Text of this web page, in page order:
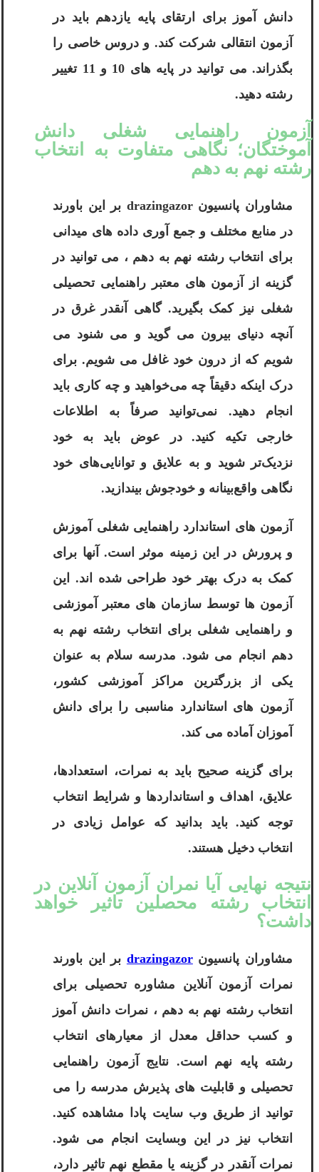
دانش آموز برای ارتقای پایه یازدهم باید در
آزمون انتقالی شرکت کند. و دروس خاصی را
بگذراند. می توانید در پایه های 10 و 11 تغییر
رشته دهید.
آزمون راهنمایی شغلی دانش
آموختگان؛ نگاهی متفاوت به انتخاب
رشته نهم به دهم
مشاوران پانسیون drazingazor بر این باورند
در منابع مختلف و جمع آوری داده های میدانی
برای انتخاب رشته نهم به دهم ، می توانید در
گزینه از آزمون های معتبر راهنمایی تحصیلی
شغلی نیز کمک بگیرید. گاهی آنقدر غرق در
آنچه دنیای بیرون می گوید و می شنود می
شویم که از درون خود غافل می شویم. برای
درک اینکه دقیقاً چه می‌خواهید و چه کاری باید
انجام دهید. نمی‌توانید صرفاً به اطلاعات
خارجی تکیه کنید. در عوض باید به خود
نزدیک‌تر شوید و به علایق و توانایی‌های خود
نگاهی واقع‌بینانه و خودجوش بیندازید.
آزمون های استاندارد راهنمایی شغلی آموزش
و پرورش در این زمینه موثر است. آنها برای
کمک به درک بهتر خود طراحی شده اند. این
آزمون ها توسط سازمان های معتبر آموزشی
و راهنمایی شغلی برای انتخاب رشته نهم به
دهم انجام می شود. مدرسه سلام به عنوان
یکی از بزرگترین مراکز آموزشی کشور،
آزمون های استاندارد مناسبی را برای دانش
آموزان آماده می کند.
برای گزینه صحیح باید به نمرات، استعدادها،
علایق، اهداف و استانداردها و شرایط انتخاب
توجه کنید. باید بدانید که عوامل زیادی در
انتخاب دخیل هستند.
نتیجه نهایی آیا نمران آزمون آنلاین در
انتخاب رشته محصلین تاثیر خواهد
داشت؟
مشاوران پانسیونdrazingazor بر این باورند
نمرات آزمون آنلاین مشاوره تحصیلی برای
انتخاب رشته نهم به دهم ، نمرات دانش آموز
و کسب حداقل معدل از معیارهای انتخاب
رشته پایه نهم است. نتایج آزمون راهنمایی
تحصیلی و قابلیت های پذیرش مدرسه را می
توانید از طریق وب سایت پادا مشاهده کنید.
انتخاب نیز در این وبسایت انجام می شود.
نمرات آنقدر در گزینه یا مقطع نهم تاثیر دارد،